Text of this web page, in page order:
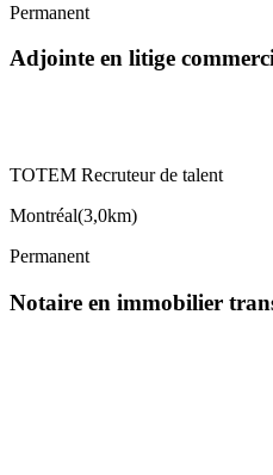
Permanent
Adjointe en litige
TOTEM Recruteur de talent
Montréal(3,0km)
Permanent
Notaire en immobilier